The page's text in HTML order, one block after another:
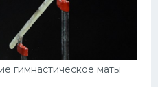
гимнастическое маты